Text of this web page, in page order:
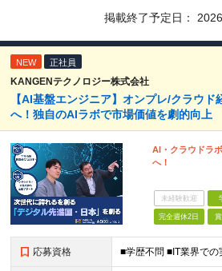
掲載終了予定日：
NEW 正社員
KANGENテクノロジー株式会社
【AI基盤エンジニア】オンプレ/クラウ
へ！独自のAIラボで市場価値を劇的向上
AI・クラウドラ
へ！
未経験歓迎
完全週休2日
応募資格